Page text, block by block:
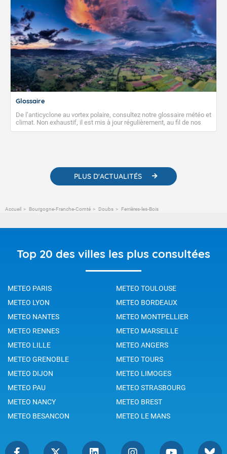
Glossaire
De l’anticyclone au vortex polaire, consultez notre glossaire météo et
climat. Non exhaustif, il est mis à jour régulièrement, au fil de nos
publications. Vous y trouverez également des liens utiles vers nos
PLUS D'ACTUALITÉS
Accueil Bourgogne-Franche-Comté Doubs Ferrières-les-Bois
Top 20 des villes les plus consultées
METEO PARIS
METEO TOULOUSE
METEO LYON
METEO BORDEAUX
METEO NANTES
METEO MONTPELLIER
METEO RENNES
METEO MARSEILLE
METEO LILLE
METEO ANGERS
METEO GRENOBLE
METEO TOURS
METEO DIJON
METEO LIMOGES
METEO PAU
METEO STRASBOURG
METEO NANCY
METEO BREST
METEO BESANCON
METEO LE MANS